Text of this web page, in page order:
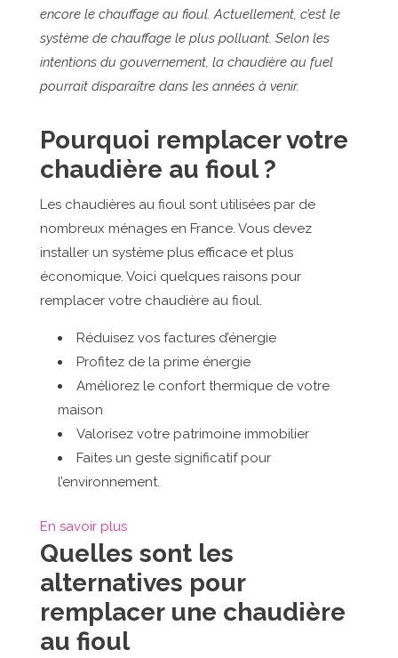
encore le chauffage au fioul. Actuellement, c’est le
système de chauffage le plus polluant. Selon les
intentions du gouvernement, la chaudière au fuel
pourrait disparaître dans les années à venir.
Pourquoi remplacer votre
chaudière au fioul ?
Les chaudières au fioul sont utilisées par de
nombreux ménages en France. Vous devez
installer un système plus efficace et plus
économique. Voici quelques raisons pour
remplacer votre chaudière au fioul.
Réduisez vos factures d’énergie
Profitez de la prime énergie
Améliorez le confort thermique de votre
maison
Valorisez votre patrimoine immobilier
Faites un geste significatif pour
l’environnement.
En savoir plus
Quelles sont les
alternatives pour
remplacer une chaudière
au fioul